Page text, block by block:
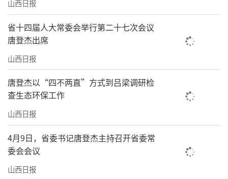
山西日报
省十四届人大常委会举行第二十七次会议
唐登杰出席
山西日报
唐登杰以“四不两直”方式到吕梁调研检
查生态环保工作
山西日报
4月9日，省委书记唐登杰主持召开省委常
委会会议
山西日报